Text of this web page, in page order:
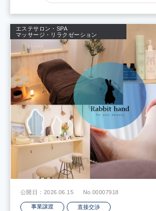
エステサロン・SPA
マッサージ・リラクゼーション
公開日：2026.06.15 No.00007918
事業譲渡 直接交渉